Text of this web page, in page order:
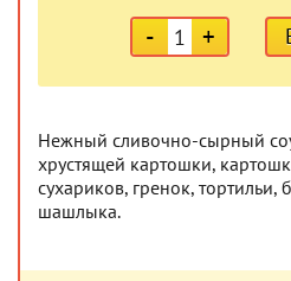
- +
Нежный сливочно-сырный
хрустящей картошки,
сухариков, гренок, тортильи,
шашлыка.